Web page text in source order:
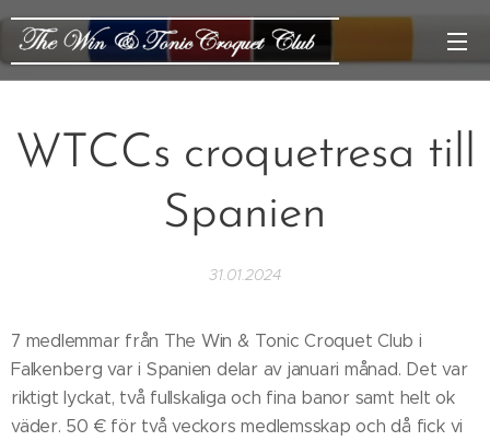
WTCCs croquetresa till
Spanien
31.01.2024
7 medlemmar från The Win & Tonic Croquet Club i
Falkenberg var i Spanien delar av januari månad. Det var
riktigt lyckat, två fullskaliga och fina banor samt helt ok
väder. 50 € för två veckors medlemsskap och då fick vi